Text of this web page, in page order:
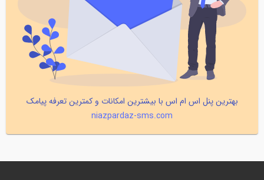
بهترین پنل اس ام اس با بیشترین امکانات و کمترین تعرفه پیامک
niazpardaz-sms.com